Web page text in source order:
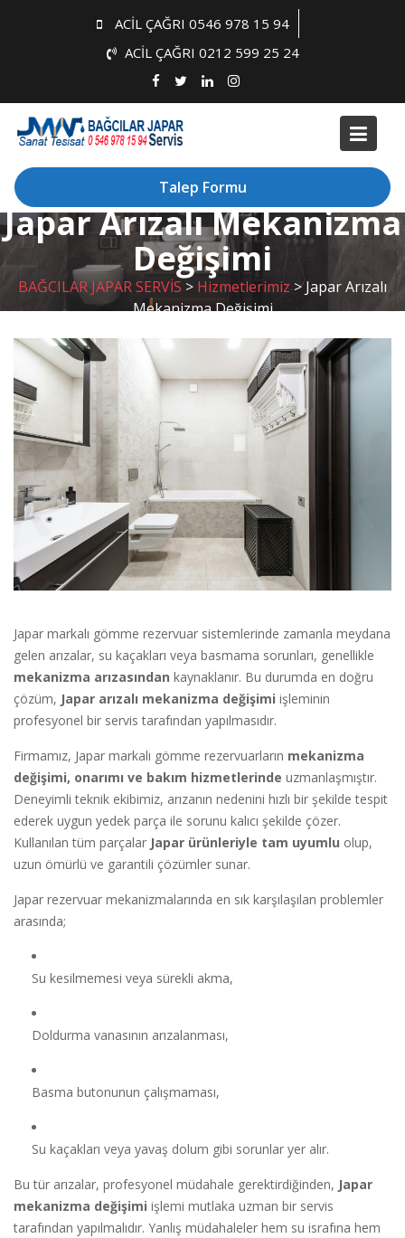
ACİL ÇAĞRI 0546 978 15 94
ACİL ÇAĞRI 0212 599 25 24
Talep Formu
Japar Arızalı Mekanizma
Değişimi
BAĞCILAR JAPAR SERVİS > Hizmetlerimiz>Japar Arızalı
Mekanizma Değişimi
Japar markalı gömme rezervuar sistemlerinde zamanla meydana
gelen arızalar, su kaçakları veya basmama sorunları, genellikle
mekanizma arızasından kaynaklanır. Bu durumda en doğru
çözüm, Japar arızalı mekanizma değişimi işleminin
profesyonel bir servis tarafından yapılmasıdır.
Firmamız, Japar markalı gömme rezervuarların mekanizma
değişimi, onarımı ve bakım hizmetlerinde uzmanlaşmıştır.
Deneyimli teknik ekibimiz, arızanın nedenini hızlı bir şekilde tespit
ederek uygun yedek parça ile sorunu kalıcı şekilde çözer.
Kullanılan tüm parçalar Japar ürünleriyle tam uyumlu olup,
uzun ömürlü ve garantili çözümler sunar.
Japar rezervuar mekanizmalarında en sık karşılaşılan problemler
arasında;
Su kesilmemesi veya sürekli akma,
Doldurma vanasının arızalanması,
Basma butonunun çalışmaması,
Su kaçakları veya yavaş dolum gibi sorunlar yer alır.
Bu tür arızalar, profesyonel müdahale gerektirdiğinden, Japar
mekanizma değişimi işlemi mutlaka uzman bir servis
tarafından yapılmalıdır. Yanlış müdahaleler hem su israfına hem